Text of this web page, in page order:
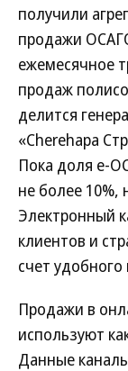
получили
продажи
ежемесячное
продаж
делится
«Cherehapa
Пока доля е-
не более 10%,
Электронный
клиентов и
счет
Продажи в
используют
Данные